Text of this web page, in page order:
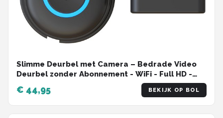
Slimme Deurbel met Camera – Bedrade Video
Deurbel zonder Abonnement - WiFi - Full HD -
€ 44,95 BEKIJK OP BOL